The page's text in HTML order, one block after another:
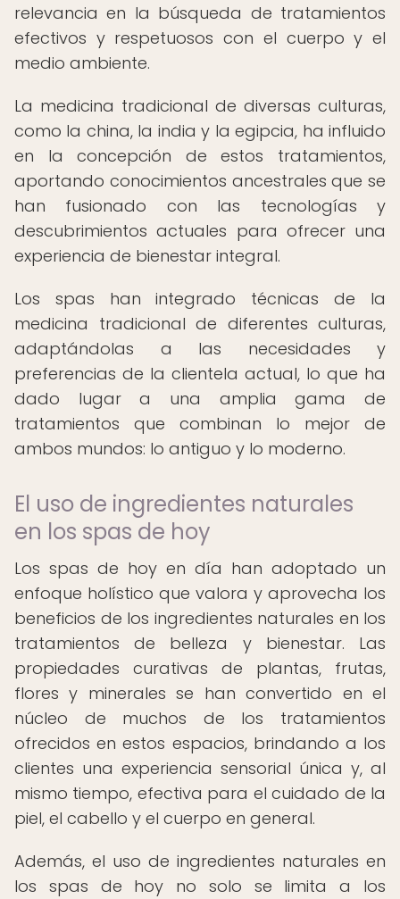
relevancia en la búsqueda de tratamientos
efectivos y respetuosos con el cuerpo y el
medio ambiente.
La medicina tradicional de diversas culturas,
como la china, la india y la egipcia, ha influido
en la concepción de estos tratamientos,
aportando conocimientos ancestrales que se
han fusionado con las tecnologías y
descubrimientos actuales para ofrecer una
experiencia de bienestar integral.
Los spas han integrado técnicas de la
medicina tradicional de diferentes culturas,
adaptándolas a las necesidades y
preferencias de la clientela actual, lo que ha
dado lugar a una amplia gama de
tratamientos que combinan lo mejor de
ambos mundos: lo antiguo y lo moderno.
El uso de ingredientes naturales
en los spas de hoy
Los spas de hoy en día han adoptado un
enfoque holístico que valora y aprovecha los
beneficios de los ingredientes naturales en los
tratamientos de belleza y bienestar. Las
propiedades curativas de plantas, frutas,
flores y minerales se han convertido en el
núcleo de muchos de los tratamientos
ofrecidos en estos espacios, brindando a los
clientes una experiencia sensorial única y, al
mismo tiempo, efectiva para el cuidado de la
piel, el cabello y el cuerpo en general.
Además, el uso de ingredientes naturales en
los spas de hoy no solo se limita a los